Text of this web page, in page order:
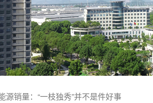
源销量：“一枝独秀”并不是件好事